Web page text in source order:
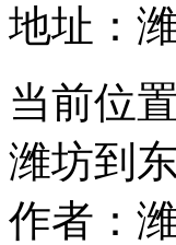
地址：
当前位置
潍坊到
作者：